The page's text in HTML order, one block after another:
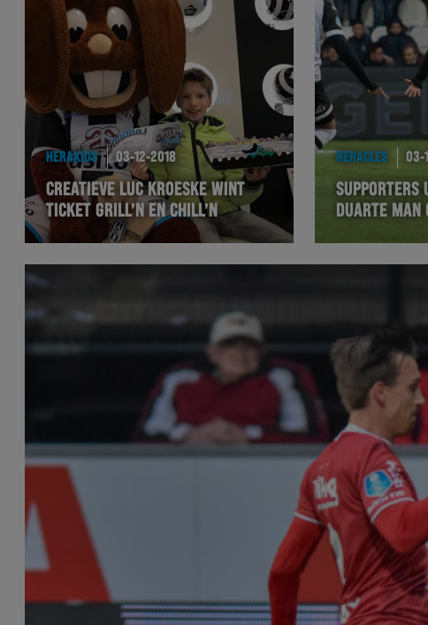
HERAKIDS 03-12-2018
CREATIEVE LUC KROESKE WINT
TICKET GRILL’N EN CHILL’N
HERACLES 03-
SUPPORTERS
DUARTE MAN